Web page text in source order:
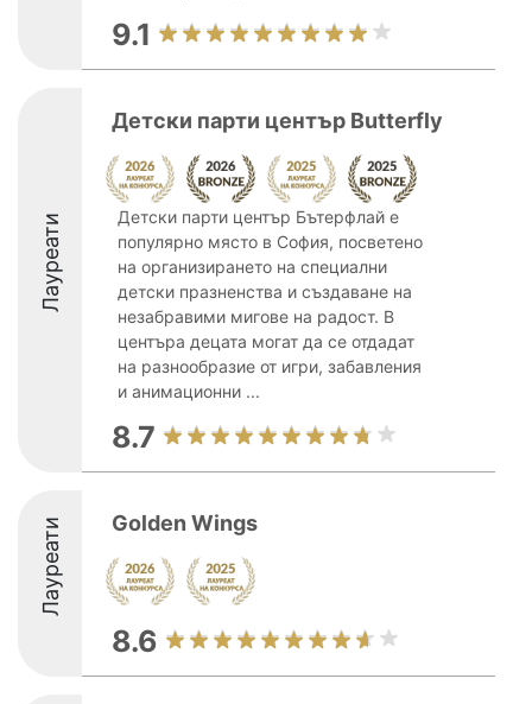
9.1
Лауреати
Детски парти център Butterfly
Детски парти център Бътерфлай е
популярно място в София, посветено
на организирането на специални
детски празненства и създаване на
незабравими мигове на радост. В
центъра децата могат да се отдадат
на разнообразие от игри, забавления
и анимационни ...
8.7
Лауреати Golden Wings
8.6